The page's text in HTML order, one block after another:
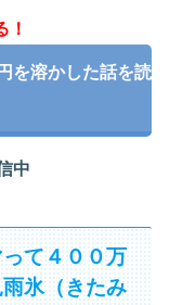
！
を溶かした話を読
中
て４００万
氷（きたみ